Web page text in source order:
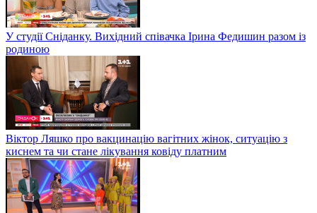
У студії Сніданку. Вихідний співачка Ірина Федишин разом із
родиною
Віктор Ляшко про вакцинацію вагітних жінок, ситуацію з
киснем та чи стане лікування ковіду платним